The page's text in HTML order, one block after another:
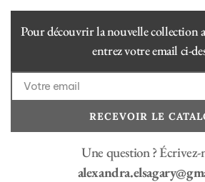
détails, ce qui apporte du romantisme
de la robe est original, avec une
goutte qui ajoute une note de
une belle harmonie entre tradition et
Fabriquée en
Toute la collection bohème
Découvrir nos robes colorées
Prendre RDV
Pour découvrir la nouvelle collection
entrez votre email ci-
RECEVOIR LE
Une question ? Écrivez-